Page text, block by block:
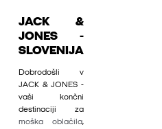
JACK &
JONES -
SLOVENIJA
Dobrodošli v
JACK & JONES -
vaši končni
destinaciji za
moška oblačila,